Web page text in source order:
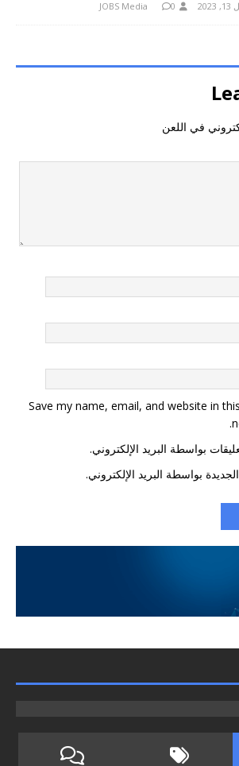
JOBS Media 0
في اللعن
Save my name, email, and website in
بواسطة البريد الإلكتروني.
بواسطة البريد الإلكتروني.